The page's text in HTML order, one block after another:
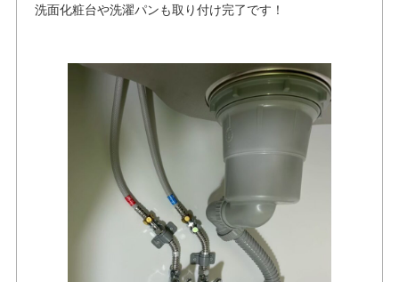
洗面化粧台や洗濯パンも取り付け完了です！